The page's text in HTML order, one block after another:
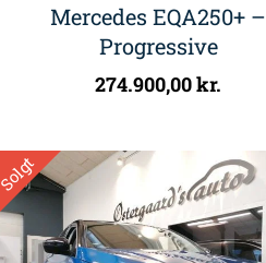
Mercedes EQA250+ –
Progressive
274.900,00kr.
Solgt